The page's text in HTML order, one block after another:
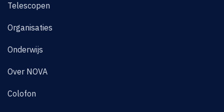
Telescopen
Organisaties
Onderwijs
Over NOVA
Colofon